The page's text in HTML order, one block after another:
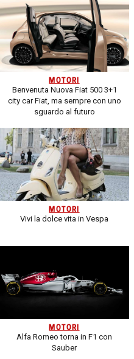
MOTORI
Benvenuta Nuova Fiat 500 3+1
city car Fiat, ma sempre con uno
sguardo al futuro
MOTORI
Vivi la dolce vita in Vespa
MOTORI
Alfa Romeo torna in F1 con
Sauber